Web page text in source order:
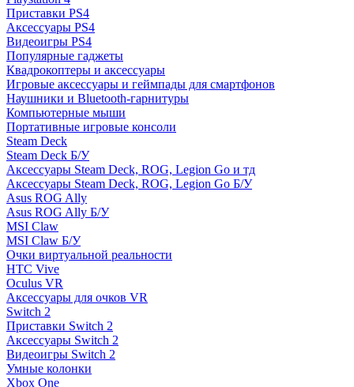
Приставки PS4
Аксессуары PS4
Видеоигры PS4
Популярные гаджеты
Квадрокоптеры и аксессуары
Игровые аксессуары и геймпады для смартфонов
Наушники и Bluetooth-гарнитуры
Компьютерные мыши
Портативные игровые консоли
Steam Deck
Steam Deck Б/У
Аксессуары Steam Deck, ROG, Legion Go и тд
Аксессуары Steam Deck, ROG, Legion Go Б/У
Asus ROG Ally
Asus ROG Ally Б/У
MSI Claw
MSI Claw Б/У
Очки виртуальной реальности
HTC Vive
Oculus VR
Аксессуары для очков VR
Switch 2
Приставки Switch 2
Аксессуары Switch 2
Видеоигры Switch 2
Умные колонки
Xbox One